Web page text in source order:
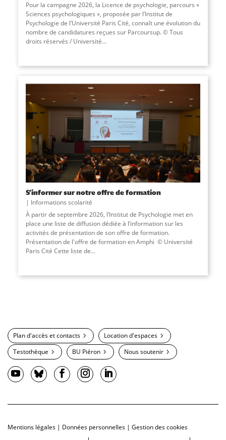
Pour la campagne 2026, la Licence de psychologie, parcours «
Sciences psychologiques », proposée par l’Institut de
Psychologie de l’Université Paris Cité, connaît une évolution du
nombre de candidatures reçues sur Parcoursup. © Tous
droits réservés / Université...
S’informer sur notre offre de formation
Informations scolarité
À partir de septembre 2026, l’Institut de Psychologie met en
place une liste de diffusion dédiée à l’information sur les
activités de présentation de son offre de formation.
Présentation de l'offre de formation en Amphi © Université
Paris Cité Cette liste de...
Plan d'accès et contacts
Location d'espaces
Testothèque
BU Piéron Nous soutenir
Mentions légales | Données personnelles | Gestion des cookies